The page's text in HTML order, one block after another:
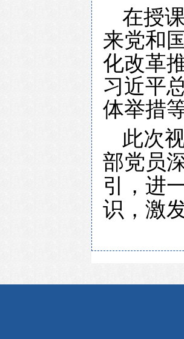
在授
来党和
化改革
习近平
体举措
此次
部党员
引，进
识，激